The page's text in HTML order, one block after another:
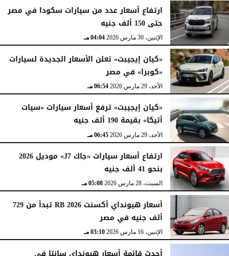
ارتفاع أسعار عدد من سيارات سكودا في مصر
حتى 150 ألف جنيه
الإثنين، 30 مارس 2026 04:04 مـ
«كيان إيجيبت» تعلن الأسعار الجديدة لسيارات
«كوبرا» في مصر
الأحد، 29 مارس 2026 06:54 مـ
«كيان إيجيبت» ترفع أسعار سيارات «سيات
أتيكا» بقيمة 190 ألف جنيه
الأحد، 29 مارس 2026 06:45 مـ
ارتفاع أسعار سيارات «جاك J7» موديل 2026
بنحو 41 ألف جنيه
السبت، 28 مارس 2026 05:08 مـ
أسعار هيونداي أكسنت RB 2026 تبدأ من 729
ألف جنيه في مصر
الإثنين، 16 مارس 2026 03:10 مـ